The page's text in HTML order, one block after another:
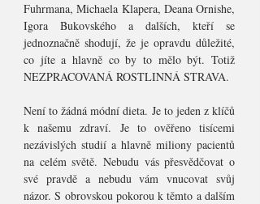
Fuhrmana, Michaela Klapera, Deana Ornishe,
Igora Bukovského a dalších, kteří se
jednoznačně shodují, že je opravdu důležité,
co jíte a hlavně co by to mělo být. Totiž
NEZPRACOVANÁ ROSTLINNÁ STRAVA.
Není to žádná módní dieta. Je to jeden z klíčů
k našemu zdraví. Je to ověřeno tisícemi
nezávislých studií a hlavně miliony pacientů
na celém světě. Nebudu vás přesvědčovat o
své pravdě a nebudu vám vnucovat svůj
názor. S obrovskou pokorou k těmto a dalším